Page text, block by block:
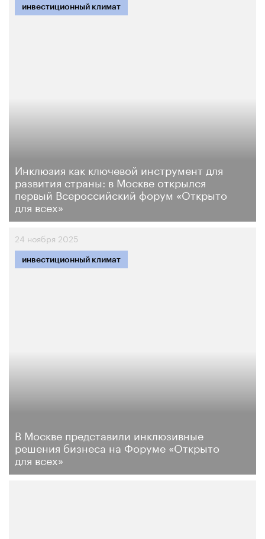
Инклюзия как ключевой инструмент для
развития страны: в Москве открылся
первый Всероссийский форум «Открыто
для всех»
инвестиционный климат
24 ноября 2025
В Москве представили инклюзивные
решения бизнеса на Форуме «Открыто
для всех»
инвестиционный климат